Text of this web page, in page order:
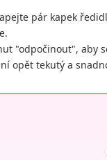
pár kapek
"odpočinout", aby
opět tekutý a